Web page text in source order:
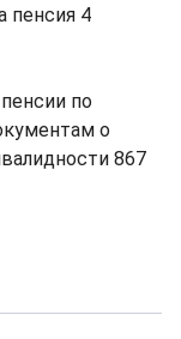
пенсия 4
по
о
867